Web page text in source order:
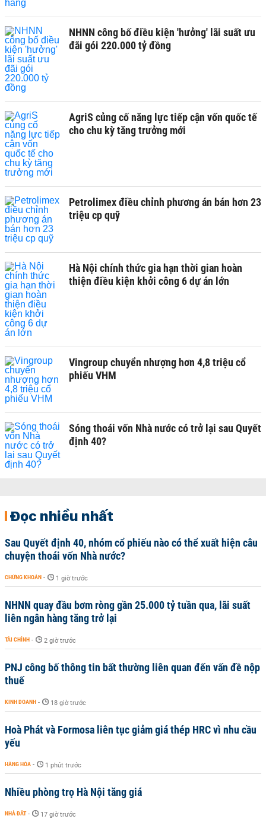
NHNN công bố điều kiện 'hưởng' lãi suất ưu
đãi gói 220.000 tỷ đồng
AgriS củng cố năng lực tiếp cận vốn quốc tế
cho chu kỳ tăng trưởng mới
Petrolimex điều chỉnh phương án bán hơn 23
triệu cp quỹ
Hà Nội chính thức gia hạn thời gian hoàn
thiện điều kiện khởi công 6 dự án lớn
Vingroup chuyển nhượng hơn 4,8 triệu cổ
phiếu VHM
Sóng thoái vốn Nhà nước có trở lại sau Quyết
định 40?
Đọc nhiều nhất
Sau Quyết định 40, nhóm cổ phiếu nào có thể xuất hiện câu
chuyện thoái vốn Nhà nước?
CHỨNG KHOÁN - 1 giờ trước
NHNN quay đầu bơm ròng gần 25.000 tỷ tuần qua, lãi suất
liên ngân hàng tăng trở lại
TÀI CHÍNH - 2 giờ trước
PNJ công bố thông tin bất thường liên quan đến vấn đề nộp
thuế
KINH DOANH - 18 giờ trước
Hoà Phát và Formosa liên tục giảm giá thép HRC vì nhu cầu
yếu
HÀNG HÓA - 1 phút trước
Nhiều phòng trọ Hà Nội tăng giá
NHÀ ĐẤT - 17 giờ trước